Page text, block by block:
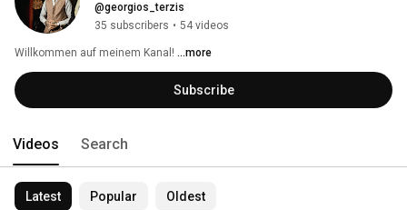
@georgios_terzis
35 subscribers • 54 videos
Willkommen auf meinem Kanal! ...more
Subscribe
Videos Search
Latest Popular Oldest